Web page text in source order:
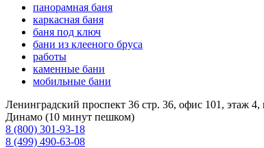
панорамная баня
каркасная баня
баня под ключ
бани из клееного бруса
работы
каменные бани
мобильные бани
Ленинградский проспект 36 стр. 36, офис 101, этаж 4,
Динамо (10 минут пешком)
8 (800) 301-93-18
8 (499) 490-63-08